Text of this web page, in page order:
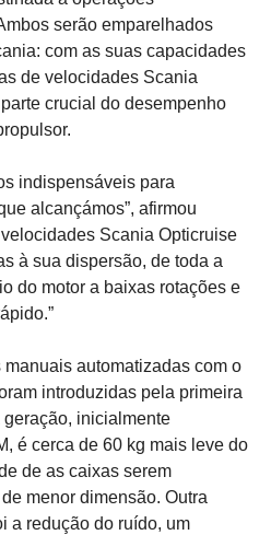
serão emparelhados
com as suas capacidades
de velocidades Scania
crucial do desempenho
indispensáveis para
alcançámos”, afirmou
Scania Opticruise
à sua dispersão, de toda a
do motor a baixas rotações e
automatizadas com o
introduzidas pela primeira
inicialmente
é cerca de 60 kg mais leve do
de as caixas serem
menor dimensão. Outra
a redução do ruído, um